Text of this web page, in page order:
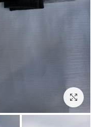
بزرگنمایی تصویر